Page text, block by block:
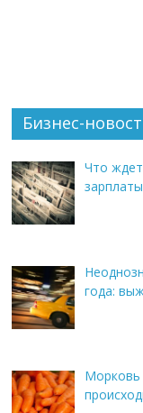
Бизнес-
Что ждет
года:
Морковь